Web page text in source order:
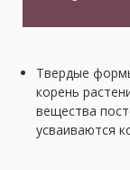
Твердые
корень
вещества
усваиваются